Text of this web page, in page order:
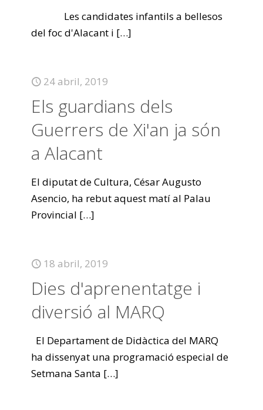
Les candidates infantils a bellesos
del foc d'Alacant i […]
24 abril, 2019
Els guardians dels
Guerrers de Xi'an ja són
a Alacant
El diputat de Cultura, César Augusto
Asencio, ha rebut aquest matí al Palau
Provincial […]
18 abril, 2019
Dies d'aprenentatge i
diversió al MARQ
El Departament de Didàctica del MARQ
ha dissenyat una programació especial de
Setmana Santa […]